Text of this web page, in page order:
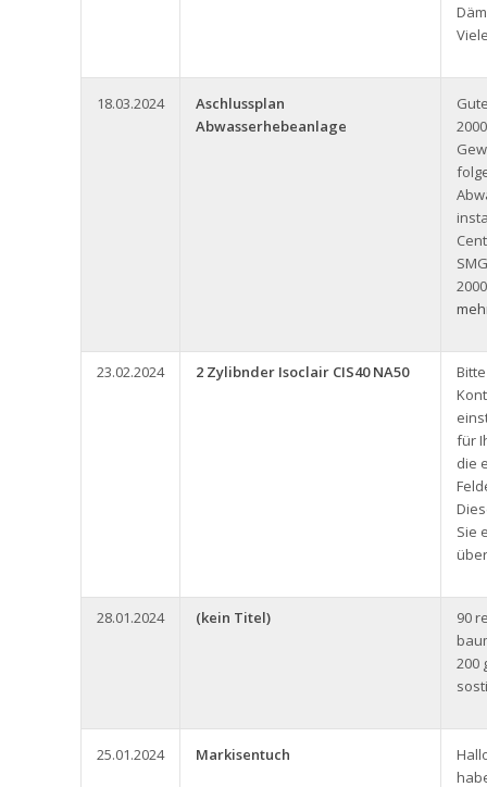
18.03.2024
Aschlussplan
Abwasserhebeanlage
23.02.2024 2 Zylibnder Isoclair CIS40 NA50
für
die
Sie
28.01.2024 (kein Titel)
90
200
25.01.2024 Markisentuch